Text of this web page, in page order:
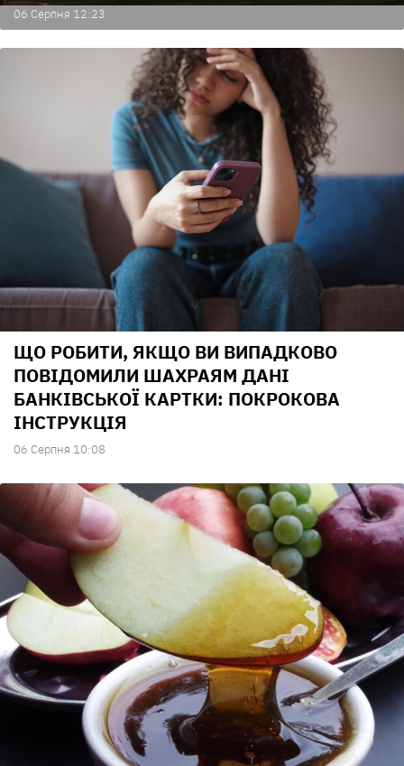
06 Серпня 12:23
ЩО РОБИТИ, ЯКЩО ВИ ВИПАДКОВО
ПОВІДОМИЛИ ШАХРАЯМ ДАНІ
БАНКІВСЬКОЇ КАРТКИ: ПОКРОКОВА
ІНСТРУКЦІЯ
06 Серпня 10:08